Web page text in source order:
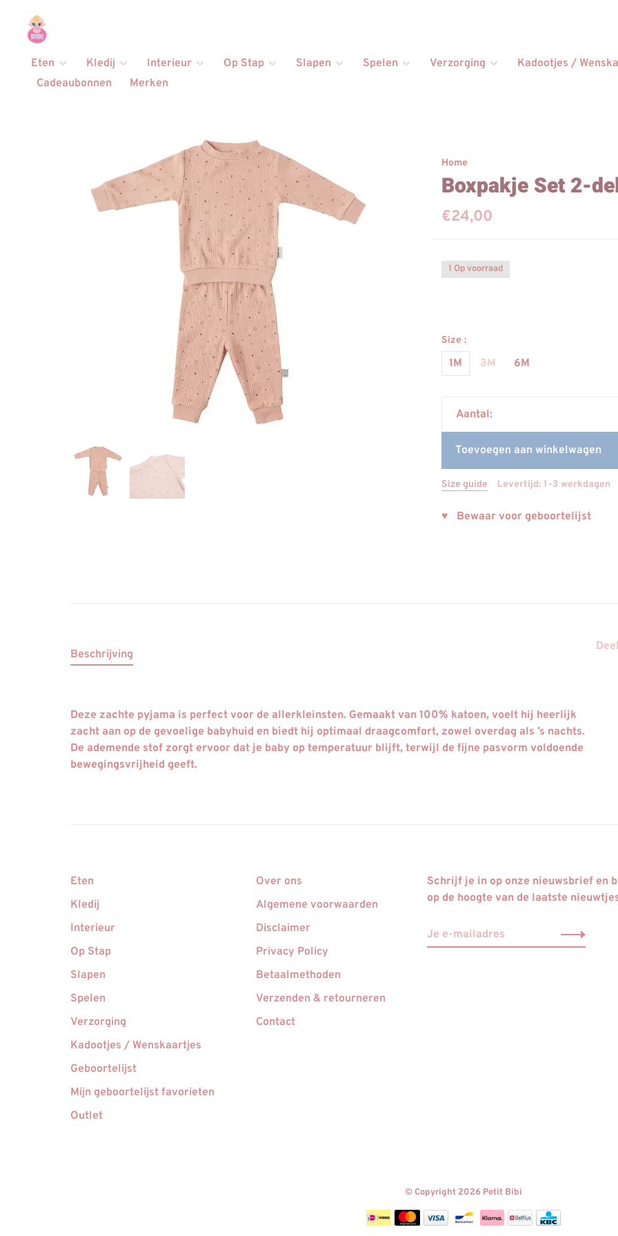
Eten Kledij Interieur Op Stap Slapen Spelen Verzorging
Kadootjes /
Cadeaubonnen
Merken
Home
Boxpakje Set 2-
€24,00
1 Op voorraad
Size :
1M 3M 6M
Aantal:
Toevoegen aan winkelwagen
Size guide Levertijd: 1-3 werkdagen
♥ Bewaar voor geboortelijst
Beschrijving
Deze zachte pyjama is perfect voor de allerkleinsten. Gemaakt van 100% katoen, voelt hij heerlijk
zacht aan op de gevoelige babyhuid en biedt hij optimaal draagcomfort, zowel overdag als ’s nachts.
De ademende stof zorgt ervoor dat je baby op temperatuur blijft, terwijl de fijne pasvorm voldoende
bewegingsvrijheid geeft.
Eten
Kledij
Interieur
Op Stap
Slapen
Spelen
Verzorging
Kadootjes / Wenskaartjes
Geboortelijst
Mijn geboortelijst favorieten
Outlet
Over ons
Algemene voorwaarden
Disclaimer
Privacy Policy
Betaalmethoden
Verzenden & retourneren
Contact
Schrijf je in op onze nieuwsbrief en
op de hoogte van de laatste
© Copyright 2026 Petit Bibi